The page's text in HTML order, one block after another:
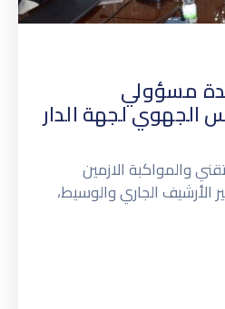
مسؤولي
لجهة الدار
والمواكبة الازمين
الأرشيف الجاري والوسيط،